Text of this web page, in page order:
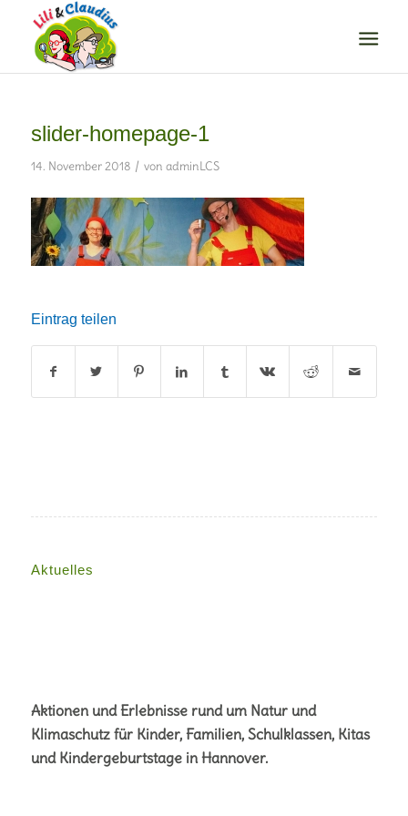
slider-homepage-1
14. November 2018 / von adminLCS
Eintrag teilen
Aktuelles
Aktionen und Erlebnisse rund um Natur und
Klimaschutz für Kinder, Familien, Schulklassen, Kitas
und Kindergeburtstage in Hannover.